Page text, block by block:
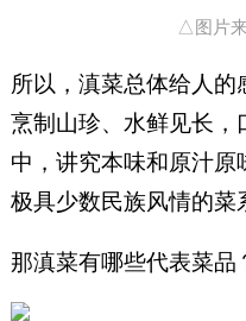
△图片
所以，滇菜总体给人
烹制山珍、水鲜见长，
中，讲究本味和原汁
极具少数民族风情的菜
那滇菜有哪些代表菜品